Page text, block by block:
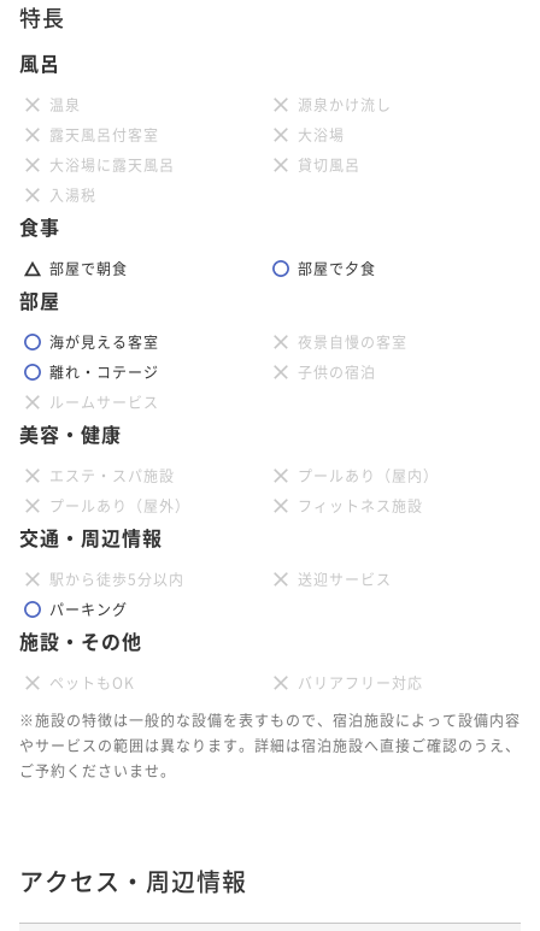
特長
風呂
温泉
源泉かけ流し
露天風呂付客室
大浴場
大浴場に露天風呂
貸切風呂
入湯税
食事
部屋で朝食 部屋で夕食
部屋
海が見える客室
夜景自慢の客室
離れ・コテージ
子供の宿泊
ルームサービス
美容・健康
エステ・スパ施設
プールあり（屋内）
プールあり（屋外）
フィットネス施設
交通・周辺情報
駅から徒歩5分以内
送迎サービス
パーキング
施設・その他
ペットもOK
バリアフリー対応
※施設の特徴は一般的な設備を表すもので、宿泊施設によって設備内容
やサービスの範囲は異なります。詳細は宿泊施設へ直接ご確認のうえ、
ご予約くださいませ。
アクセス・周辺情報